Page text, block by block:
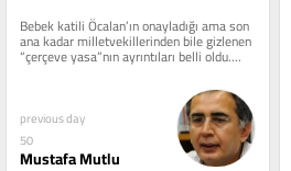
Bebek katili Öcalan’ın onayladığı ama son
ana kadar milletvekillerinden bile gizlenen
“çerçeve yasa”nın ayrıntıları belli oldu....
previous day
50
Mustafa Mutlu